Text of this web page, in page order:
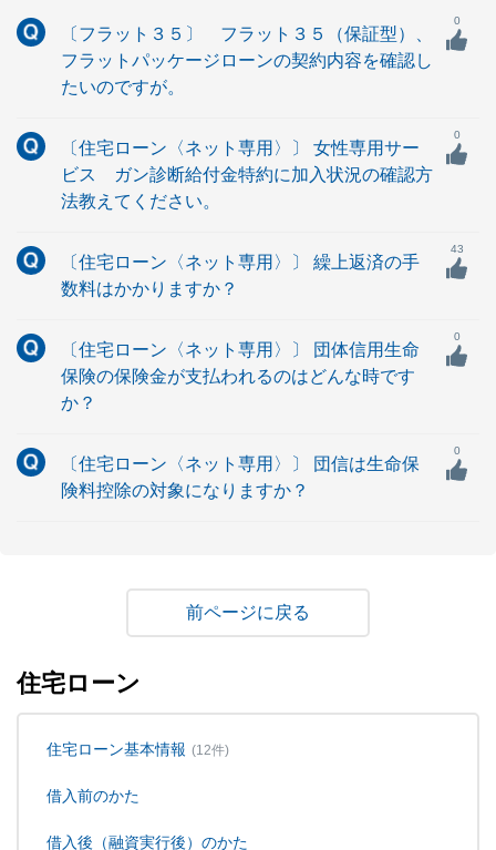
〔フラット３５〕 フラット３５（保証型）、
フラットパッケージローンの契約内容を確認し
たいのですが。
0
〔住宅ローン〈ネット専用〉〕 女性専用サー
ビス ガン診断給付金特約に加入状況の確認方
法教えてください。
0
〔住宅ローン〈ネット専用〉〕 繰上返済の手
数料はかかりますか？
43
〔住宅ローン〈ネット専用〉〕 団体信用生命
保険の保険金が支払われるのはどんな時です
か？
0
〔住宅ローン〈ネット専用〉〕 団信は生命保
険料控除の対象になりますか？
0
戻る
住宅ローン
住宅ローン基本情報 (12件)
借入前のかた
借入後（融資実行後）のかた